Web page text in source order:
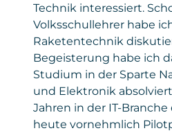
Technik interessiert.
Volksschullehrer habe
Raketentechnik
Begeisterung habe ich
Studium in der Sparte
und Elektronik
Jahren in der IT-
heute vornehmlich